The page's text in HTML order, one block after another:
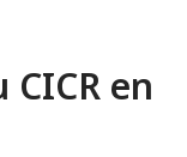
en